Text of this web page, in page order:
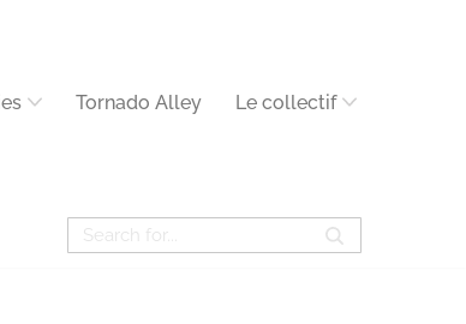
Tornado Alley Le collectif